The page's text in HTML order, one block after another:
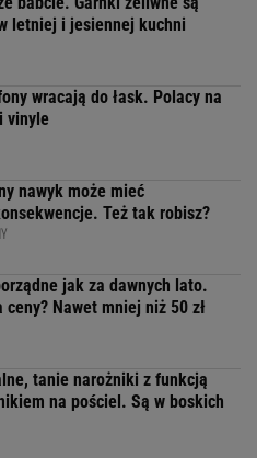
letniej i jesiennej kuchni
wracają do łask. Polacy na
vinyle
nawyk może mieć
Też tak robisz?
jak za dawnych lato.
ceny? Nawet mniej niż 50 zł
tanie narożniki z funkcją
na pościel. Są w boskich